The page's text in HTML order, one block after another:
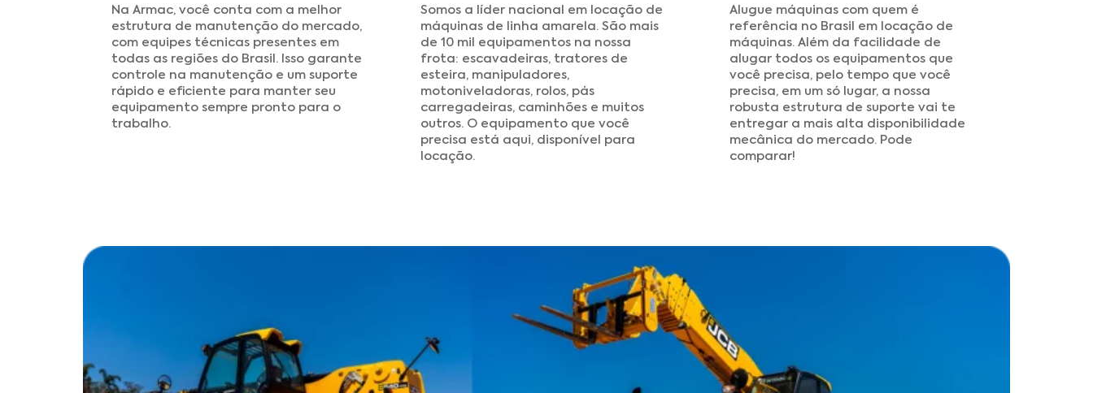
Na Armac, você conta com a melhor
estrutura de manutenção do mercado,
com equipes técnicas presentes em
todas as regiões do Brasil. Isso garante
controle na manutenção e um suporte
rápido e eficiente para manter seu
equipamento sempre pronto para o
trabalho.
Somos a líder nacional em locação de
máquinas de linha amarela. São mais
de 10 mil equipamentos na nossa
frota: escavadeiras, tratores de
esteira, manipuladores,
motoniveladoras, rolos, pás
carregadeiras, caminhões e muitos
outros. O equipamento que você
precisa está aqui, disponível para
locação.
Alugue máquinas com quem é
referência no Brasil em locação de
máquinas. Além da facilidade de
alugar todos os equipamentos que
você precisa, pelo tempo que você
precisa, em um só lugar, a nossa
robusta estrutura de suporte vai te
entregar a mais alta disponibilidade
mecânica do mercado. Pode
comparar!